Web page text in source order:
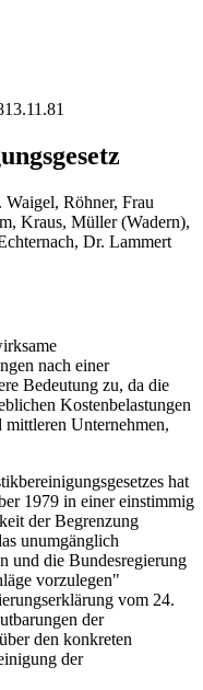
13.11.81
Röhner, Frau
Kraus, Müller (Wadern),
Dr. Lammert
nach einer
Bedeutung zu, da die
Kostenbelastungen
Unternehmen,
hat
1979 in einer einstimmig
der Begrenzung
unumgänglich
und die Bundesregierung
vorzulegen"
vom 24.
der
den konkreten
der